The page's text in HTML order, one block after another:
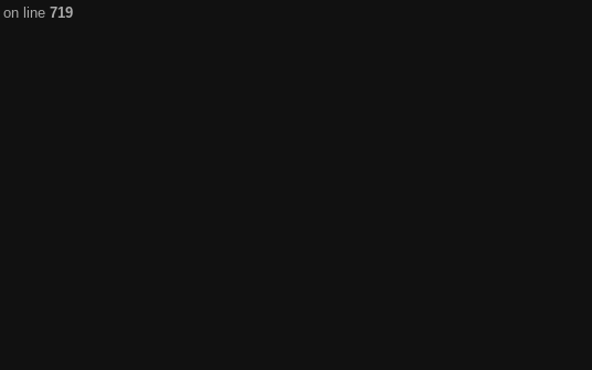
on line 719